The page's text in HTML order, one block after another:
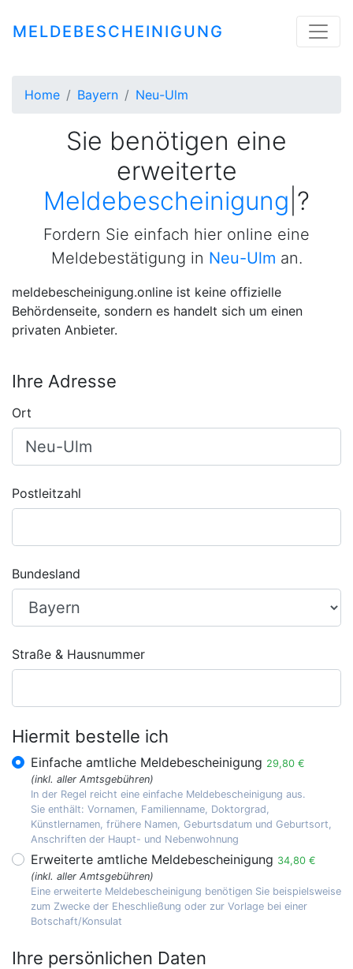
MELDEBESCHEINIGUNG
Home Bayern Neu-Ulm
Sie benötigen eine
erweiterte
Meldebescheinigung ?
Fordern Sie einfach hier online eine
Meldebestätigung in Neu-Ulm an.
meldebescheinigung.online ist keine offizielle
Behördenseite, sondern es handelt sich um einen
privaten Anbieter.
Ihre Adresse
Ort
Postleitzahl
Bundesland
Straße & Hausnummer
Hiermit bestelle ich
Einfache amtliche Meldebescheinigung 29,80 €
(inkl. aller Amtsgebühren)
In der Regel reicht eine einfache Meldebescheinigung aus.
Sie enthält: Vornamen, Familienname, Doktorgrad,
Künstlernamen, frühere Namen, Geburtsdatum und Geburtsort,
Anschriften der Haupt- und Nebenwohnung
Erweiterte amtliche Meldebescheinigung 34,80 €
(inkl. aller Amtsgebühren)
Eine erweiterte Meldebescheinigung benötigen Sie beispielsweise
zum Zwecke der Eheschließung oder zur Vorlage bei einer
Botschaft/Konsulat
Ihre persönlichen Daten